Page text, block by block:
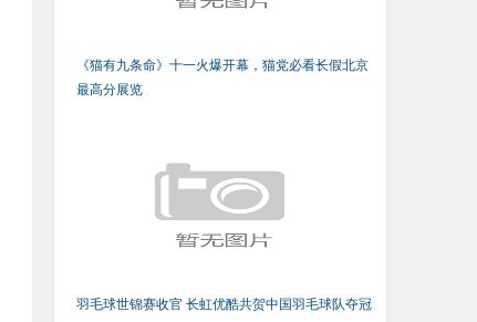
《猫有九条命》十一火爆开幕，猫党必看长假北京
最高分展览
羽毛球世锦赛收官 长虹优酷共贺中国羽毛球队夺冠